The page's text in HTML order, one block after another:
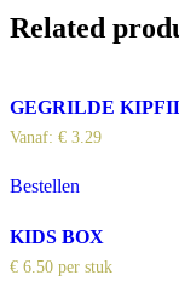
Related
GEGRILDE
Vanaf: € 3.29
Bestellen
KIDS BOX
€ 6.50 per stuk